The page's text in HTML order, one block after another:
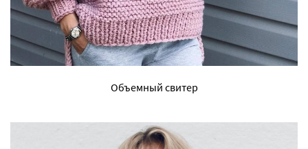
Объемный свитер